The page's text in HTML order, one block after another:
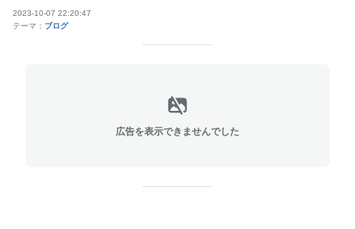
2023-10-07 22:20:47
テーマ： ブログ
広告を表示できませんでした